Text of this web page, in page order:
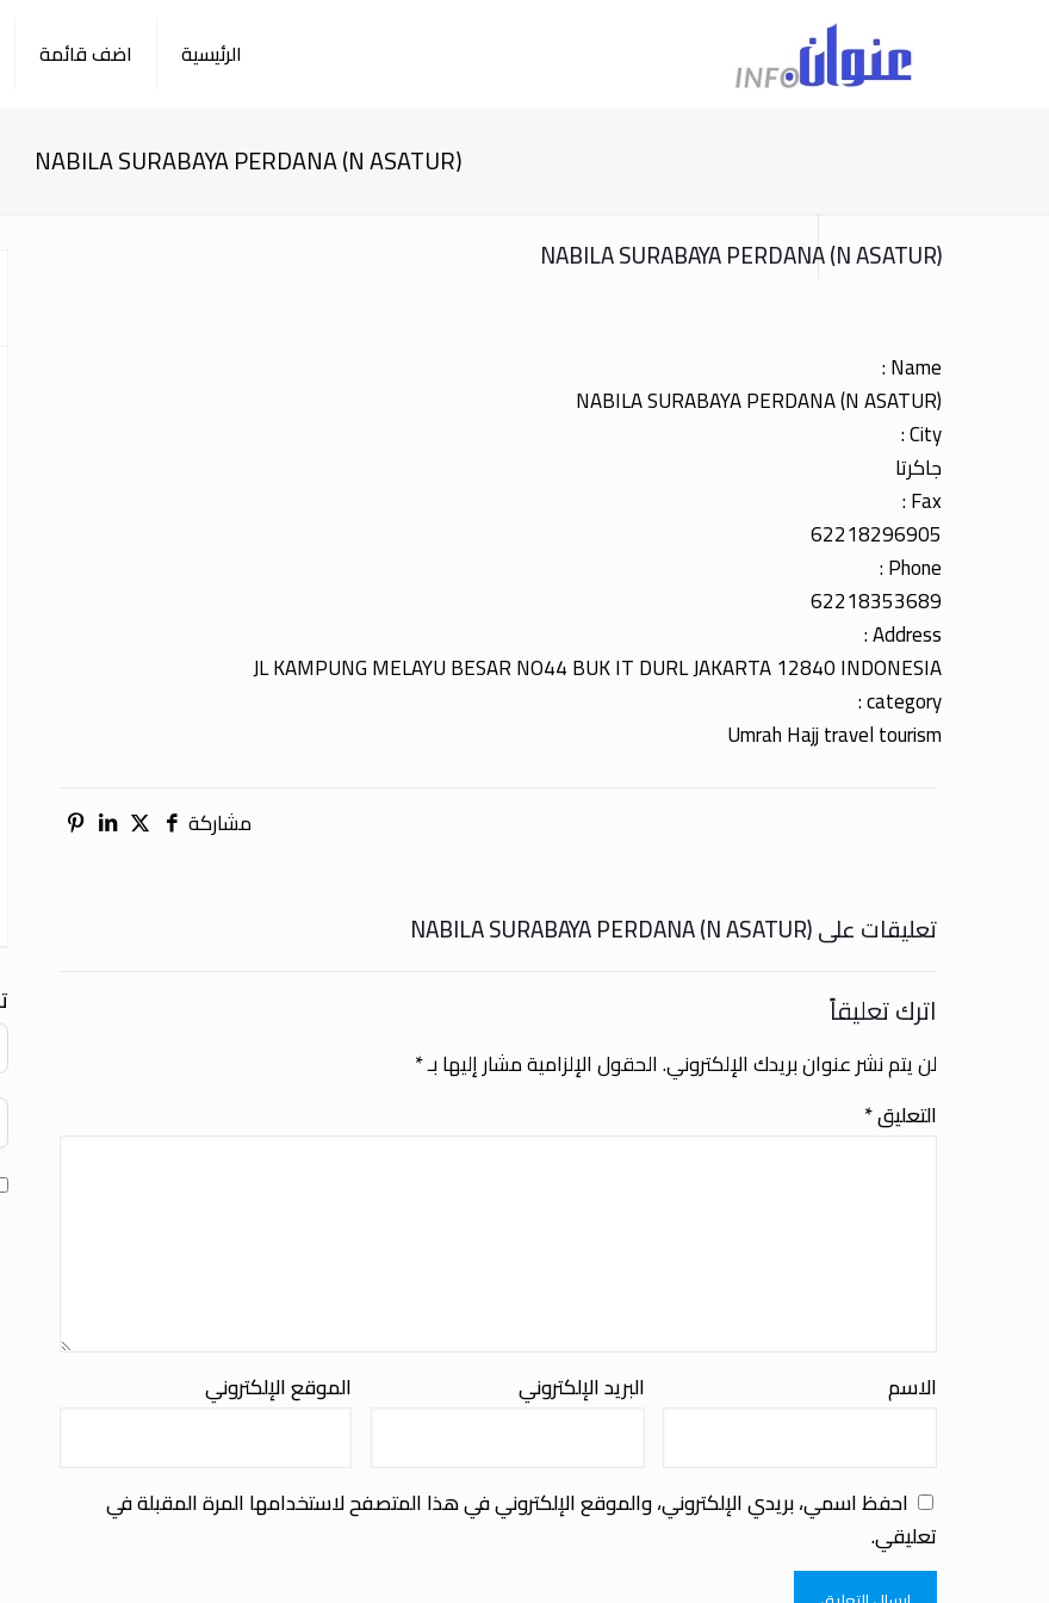
الرئيسية اضف قائمة
NABILA SURABAYA PERDANA (N ASATUR)
NABILA SURABAYA PERDANA (N ASATUR)
Name :
NABILA SURABAYA PERDANA (N ASATUR)
City :
جاكرتا
Fax :
62218296905
Phone :
62218353689
Address :
JL KAMPUNG MELAYU BESAR NO44 BUK IT DURL JAKARTA 12840 INDONESIA
category :
Umrah Hajj travel tourism
مشاركة
تعليقات على NABILA SURABAYA PERDANA (N ASATUR)
اترك تعليقاً
لن يتم نشر عنوان بريدك الإلكتروني.الحقول الإلزامية مشار إليها بـ*
التعليق*
الاسم البريد الإلكتروني الموقع الإلكتروني
احفظ اسمي، بريدي الإلكتروني، والموقع الإلكتروني في هذا المتصفح لاستخدامها المرة المقبلة في
تعليقي.